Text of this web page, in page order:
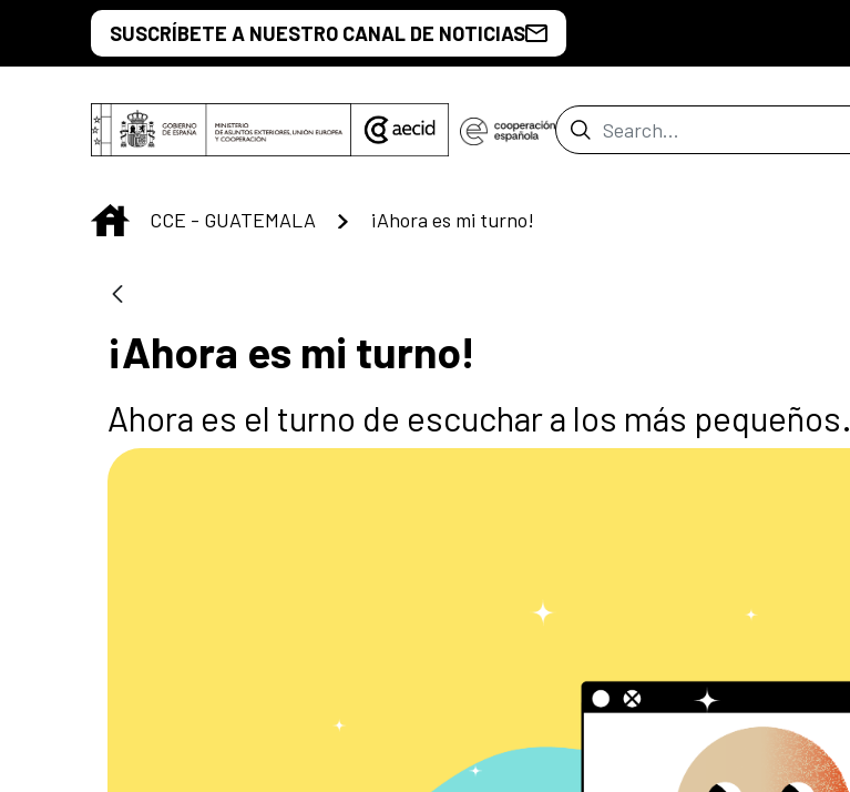
Skip to Main ContentSUSCRÍBETE A NUESTRO CANAL DE NOTICIAS
Search Bar
INICIO
CCE - GUATEMALA ¡Ahora es mi turno!
¡Ahora es mi turno!
Ahora es el turno de escuchar a los más pequeños.